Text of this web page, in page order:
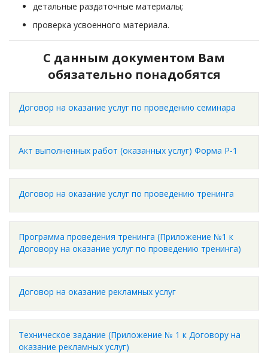
детальные раздаточные материалы;
проверка усвоенного материала.
С данным документом Вам
обязательно понадобятся
Договор на оказание услуг по проведению семинара
Акт выполненных работ (оказанных услуг) Форма Р-1
Договор на оказание услуг по проведению тренинга
Программа проведения тренинга (Приложение №1 к
Договору на оказание услуг по проведению тренинга)
Договор на оказание рекламных услуг
Техническое задание (Приложение № 1 к Договору на
оказание рекламных услуг)